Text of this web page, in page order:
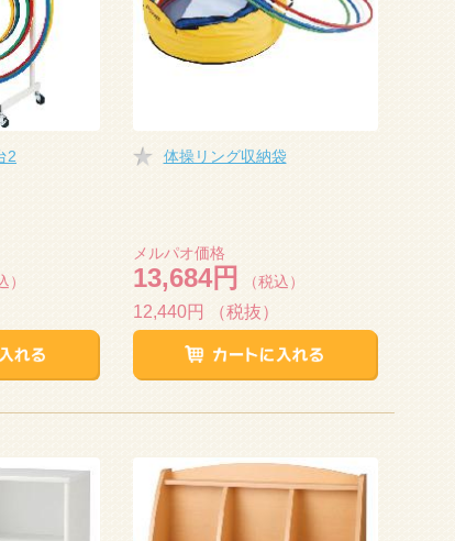
2
）
体操リング収納袋
メルパオ価格
13,684円 （税込）
12,440円 （税抜）